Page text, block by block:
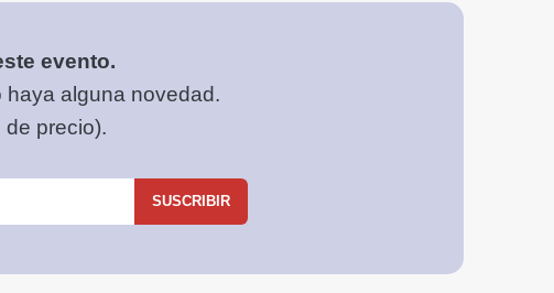
evento.
alguna novedad.
precio).
SUSCRIBIR